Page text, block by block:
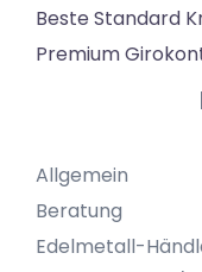
Beste Standard
Premium
Allgemein
Beratung
Edelmetall-